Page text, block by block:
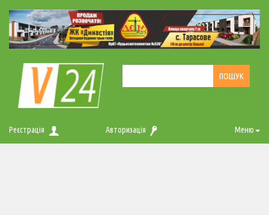
Реєстрація Авторизація Меню